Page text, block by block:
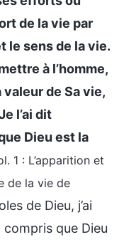
de la vie par
le sens de la vie.
à l’homme,
de Sa vie,
l’ai dit
Dieu est la
1 : L’apparition et
de la vie de
de Dieu, j’ai
que Dieu